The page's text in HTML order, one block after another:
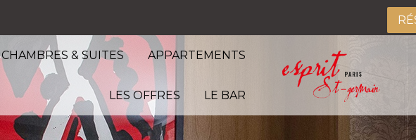
CHAMBRES & SUITES APPARTEMENTS
LES OFFRES LE BAR